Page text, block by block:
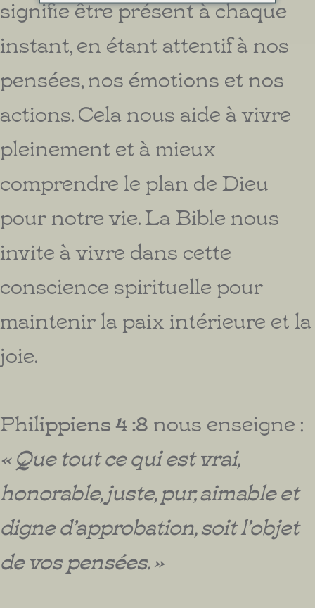
signifie être présent à chaque
instant, en étant attentif à nos
pensées, nos émotions et nos
actions. Cela nous aide à vivre
pleinement et à mieux
comprendre le plan de Dieu
pour notre vie. La Bible nous
invite à vivre dans cette
conscience spirituelle pour
maintenir la paix intérieure et la
joie.
Philippiens 4 :8 nous enseigne :
« Que tout ce qui est vrai,
honorable, juste, pur, aimable et
digne d’approbation, soit l’objet
de vos pensées. »